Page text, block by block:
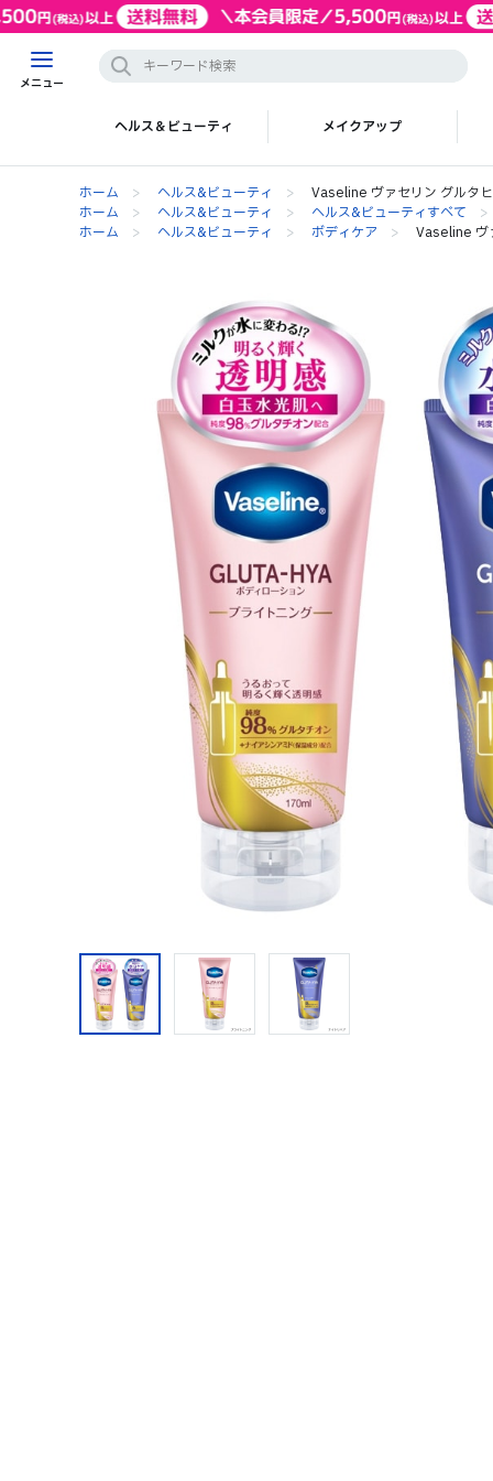
メニュー
ヘルス＆ビューティ メイクアップ
ホーム > ヘルス&ビューティ >
Vaseline ヴァセリン グルタ
ホーム
> ヘルス&ビューティ > ヘルス&ビューティすべて >
ホーム
> ヘルス&ビューティ > ボディケア > Vaseline ヴ